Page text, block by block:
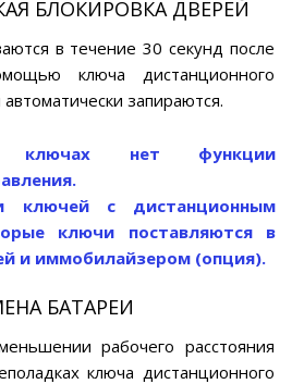
БЛОКИРОВКА ДВЕРЕЙ
в течение 30 секунд после
ключа дистанционного
запираются.
ключах нет функции
ключей с дистанционным
ключи поставляются в
и иммобилайзером (опция).
БАТАРЕИ
рабочего расстояния
ключа дистанционного